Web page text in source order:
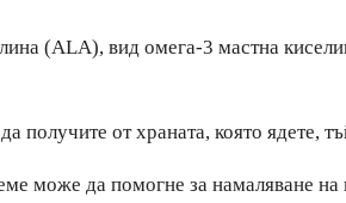
(ALA), вид омега-3 мастна
получите от храната, която ядете,
може да помогне за намаляване на